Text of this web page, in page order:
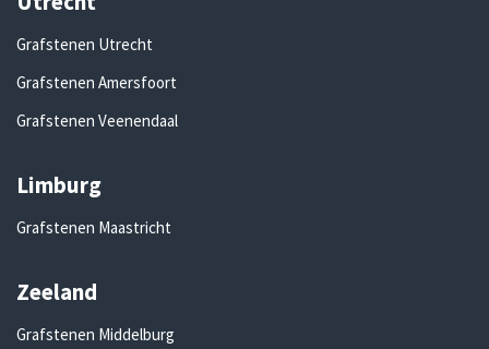
Grafstenen Utrecht
Grafstenen Amersfoort
Grafstenen Veenendaal
Limburg
Grafstenen Maastricht
Zeeland
Grafstenen Middelburg